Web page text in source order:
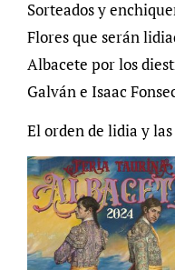
Sorteados y
Flores que serán
Albacete por los
Galván e Isaac
El orden de lidia y